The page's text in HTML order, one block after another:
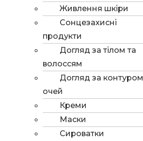
Живлення шкіри
Сонцезахисні
продукти
Догляд за тілом та
волоссям
Догляд за контуром
очей
Креми
Маски
Сироватки